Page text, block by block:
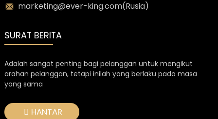
marketing@ever-king.com(Rusia)
SURAT BERITA
Adalah sangat penting bagi pelanggan untuk mengikut
arahan pelanggan, tetapi inilah yang berlaku pada masa
yang sama
HANTAR